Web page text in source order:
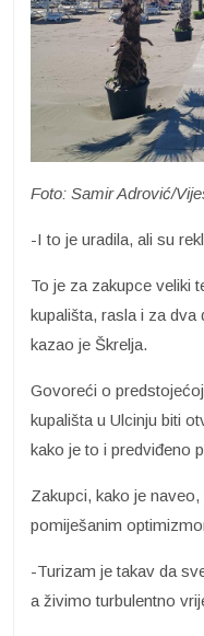
Foto: Samir Adrović/
-I to je uradila, ali su
To je za zakupce veliki
kupališta, rasla i za dva
kazao je Škrelja.
Govoreći o
kupališta u Ulcinju biti
kako je to i predviđeno
Zakupci, kako je
pomiješanim
-Turizam je takav da
a živimo turbulentno